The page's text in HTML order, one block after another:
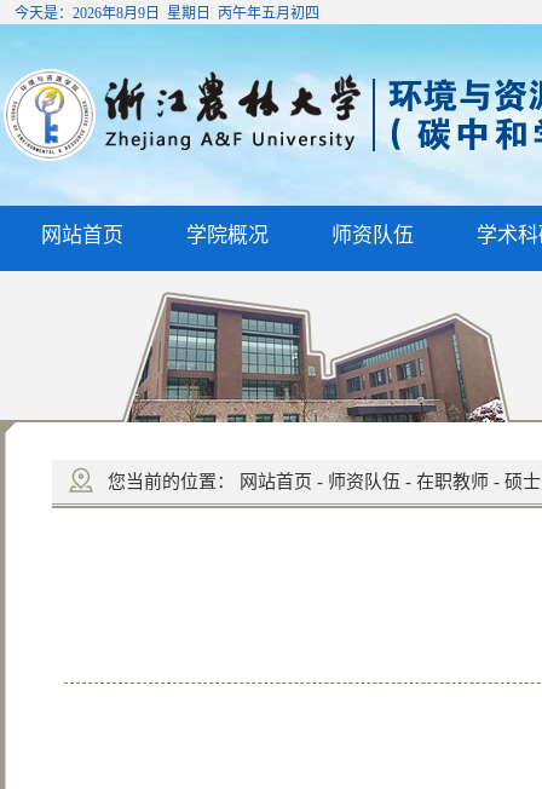
今天是： 2026年8月9日 星期日 丙午年五月初四
网站首页 学院概况 师资队伍 学术
您当前的位置： 网站首页 - 师资队伍 - 在职教师 - 硕